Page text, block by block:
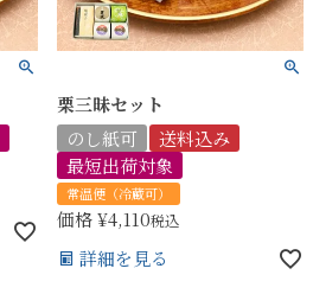
栗三昧セット
のし紙可
送料込み
最短出荷対象
常温便（冷蔵可）
価格¥4,110税込
詳細を見る